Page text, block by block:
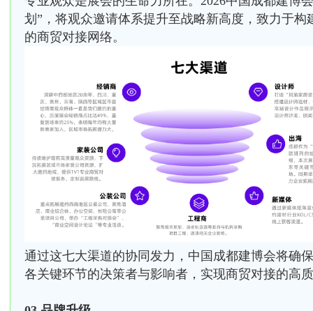
划”，将观众邀请体系提升至战略新高度，致力于构
的商贸对接网络。
通过这七大渠道的协同发力，中国成都建博会将确
各关键环节的决策者与影响者，实现商贸对接的高